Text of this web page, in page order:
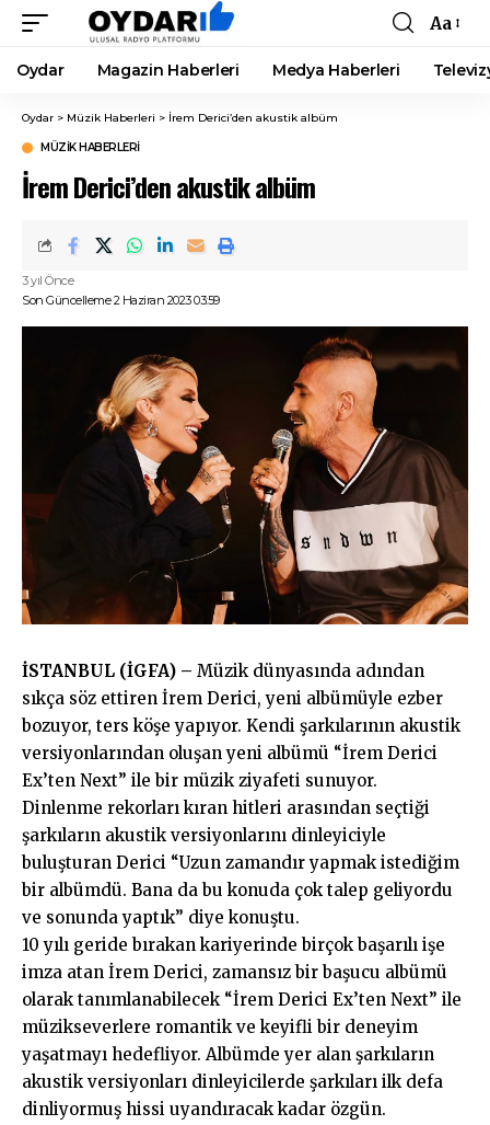
Font
Resizer
Aa
Oydar Magazin Haberleri Medya Haberleri
Oydar > Müzik Haberleri > İrem Derici’den akustik albüm
MÜZIK HABERLERI
İrem Derici’den akustik albüm
Son Güncelleme 2 Haziran 2023 03:59
3 yıl Önce
İSTANBUL (İGFA) – Müzik dünyasında adından
sıkça söz ettiren İrem Derici, yeni albümüyle ezber
bozuyor, ters köşe yapıyor. Kendi şarkılarının akustik
versiyonlarından oluşan yeni albümü “İrem Derici
Ex’ten Next” ile bir müzik ziyafeti sunuyor.
Dinlenme rekorları kıran hitleri arasından seçtiği
şarkıların akustik versiyonlarını dinleyiciyle
buluşturan Derici “Uzun zamandır yapmak istediğim
bir albümdü. Bana da bu konuda çok talep geliyordu
ve sonunda yaptık” diye konuştu.
10 yılı geride bırakan kariyerinde birçok başarılı işe
imza atan İrem Derici, zamansız bir başucu albümü
olarak tanımlanabilecek “İrem Derici Ex’ten Next” ile
müzikseverlere romantik ve keyifli bir deneyim
yaşatmayı hedefliyor. Albümde yer alan şarkıların
akustik versiyonları dinleyicilerde şarkıları ilk defa
dinliyormuş hissi uyandıracak kadar özgün.